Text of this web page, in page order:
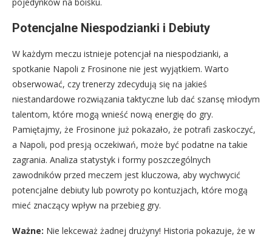
Potencjalne Niespodzianki i Debiuty
W każdym meczu istnieje potencjał na niespodzianki, a
spotkanie Napoli z Frosinone nie jest wyjątkiem. Warto
obserwować, czy trenerzy zdecydują się na jakieś
niestandardowe rozwiązania taktyczne lub dać szansę młodym
talentom, które mogą wnieść nową energię do gry.
Pamiętajmy, że Frosinone już pokazało, że potrafi zaskoczyć,
a Napoli, pod presją oczekiwań, może być podatne na takie
zagrania. Analiza statystyk i formy poszczególnych
zawodników przed meczem jest kluczowa, aby wychwycić
potencjalne debiuty lub powroty po kontuzjach, które mogą
mieć znaczący wpływ na przebieg gry.
Ważne: Nie lekceważ żadnej drużyny! Historia pokazuje, że w